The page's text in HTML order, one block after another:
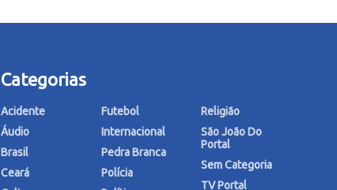
Categorias
Acidente
Áudio
Brasil
Ceará
Futebol
Internacional
Pedra Branca
Polícia
Religião
São João Do
Portal
Sem Categoria
TV Portal